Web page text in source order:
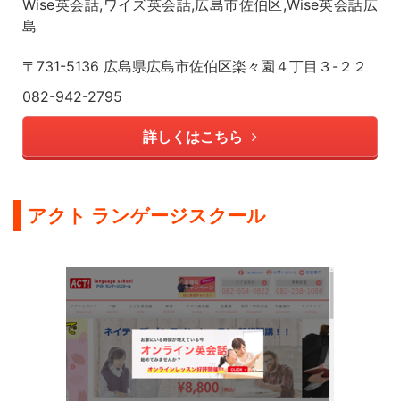
Wise英会話,ワイズ英会話,広島市佐伯区,Wise英会話広
島
〒731-5136 広島県広島市佐伯区楽々園４丁目３-２２
082-942-2795
詳しくはこちら
アクト ランゲージスクール